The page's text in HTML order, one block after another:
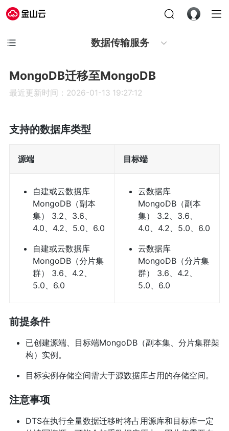
数据传输服务
MongoDB迁移至MongoDB
最近更新时间：2026-01-13 19:27:12
支持的数据库类型
源端 目标端
自建或云数据库
MongoDB（副本
集） 3.2、3.6、
4.0、4.2、5.0、6.0
自建或云数据库
MongoDB（分片集
群） 3.6、4.2、
5.0、6.0
云数据库
MongoDB（副本
集） 3.2、3.6、
4.0、4.2、5.0、6.0
云数据库
MongoDB（分片集
群） 3.6、4.2、
5.0、6.0
前提条件
已创建源端、目标端MongoDB（副本集、分片集群架
构）实例。
目标实例存储空间需大于源数据库占用的存储空间。
注意事项
DTS在执行全量数据迁移时将占用源库和目标库一定